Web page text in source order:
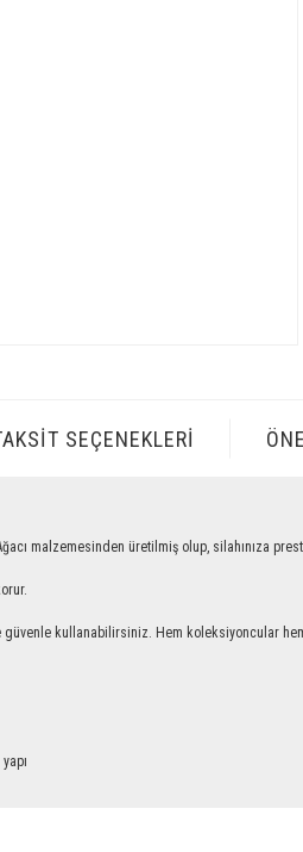
SEÇENEKLERI
malzemesinden üretilmiş olup, silahınıza
kullanabilirsiniz. Hem koleksiyoncular